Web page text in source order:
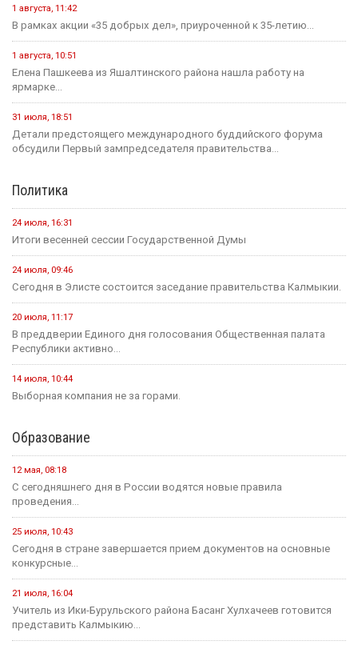
1 августа, 11:42
В рамках акции «35 добрых дел», приуроченной к 35-летию...
1 августа, 10:51
Елена Пашкеева из Яшалтинского района нашла работу на
ярмарке...
31 июля, 18:51
Детали предстоящего международного буддийского форума
обсудили Первый зампредседателя правительства...
Политика
24 июля, 16:31
Итоги весенней сессии Государственной Думы
24 июля, 09:46
Сегодня в Элисте состоится заседание правительства Калмыкии.
20 июля, 11:17
В преддверии Единого дня голосования Общественная палата
Республики активно...
14 июля, 10:44
Выборная компания не за горами.
Образование
12 мая, 08:18
С сегодняшнего дня в России водятся новые правила
проведения...
25 июля, 10:43
Сегодня в стране завершается прием документов на основные
конкурсные...
21 июля, 16:04
Учитель из Ики-Бурульского района Басанг Хулхачеев готовится
представить Калмыкию...